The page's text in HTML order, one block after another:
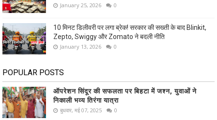
January 25, 2026 0
10 मिनट डिलीवरी पर लगा ब्रेक! सरकार की सख्ती के बाद Blinkit,
Zepto, Swiggy और Zomato ने बदली नीति
January 13, 2026 0
POPULAR POSTS
ऑपरेशन सिंदूर की सफलता पर बिहटा में जश्न, युवाओं ने
निकाली भव्य तिरंगा यात्रा
बुधवार, मई 07, 2025 0